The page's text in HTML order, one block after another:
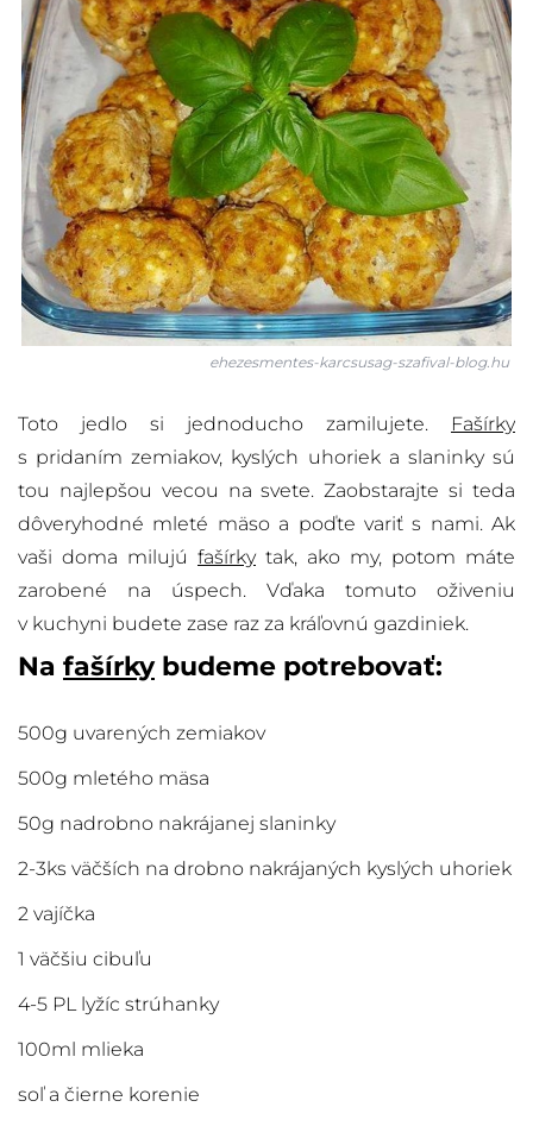
ehezesmentes-karcsusag-szafival-blog.hu
Toto jedlo si jednoducho zamilujete.
Fašírky
s pridaním zemiakov, kyslých uhoriek a slaninky sú
tou najlepšou vecou na svete. Zaobstarajte si teda
dôveryhodné mleté mäso a poďte variť s nami. Ak
vaši doma milujú fašírkytak, ako my, potom máte
zarobené na úspech. Vďaka tomuto oživeniu
v kuchyni budete zase raz za kráľovnú gazdiniek.
Na fašírkybudeme potrebovať:
500g uvarených zemiakov
500g mletého mäsa
50g nadrobno nakrájanej slaninky
2-3ks väčších na drobno nakrájaných kyslých uhoriek
2 vajíčka
1 väčšiu cibuľu
4-5 PL lyžíc strúhanky
100ml mlieka
soľ a čierne korenie